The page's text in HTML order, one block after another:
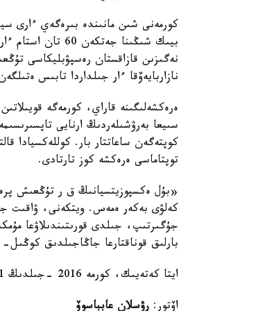
كورمەنى شىن مانىندە بىرەگەي ءارى
بيىك شىڭىنا
نەگىزىن قازاقستان رەسپۋبليكاسى
نازاربايەۆقا ءار جىلداردا تابىس
ەرەكشەلىگىنە قاراي، كورمەگە
كوپتەگەن ساعاتتار بار. كوللەكسيادا
توپتاماسى ەرەكشە كوز تارتادى.
كەلۋى بەكەر ەمەس. ويتكەنى، ۋاقىت
جۇگىرتىپ، جىلدى قورىتىندىلاۋعا
بارلىق قوناقتارعا جاڭاجىلدىق
ايتا كەتەيىك، كورمە 2016 -جىلدىڭ 31 -قاڭتارىنا دەيىن جالعاسادى.
اۆتور: رۋسلان عابباسوۆ